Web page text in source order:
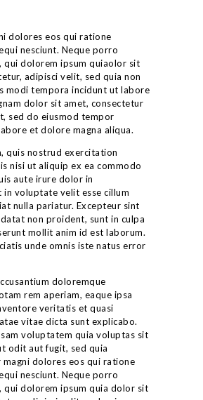
dolores eos qui ratione
nesciunt. Neque porro
qui dolorem ipsum quiaolor sit
adipisci velit, sed quia non
modi tempora incidunt ut labore
dolor sit amet, consectetur
sed do eiusmod tempor
et dolore magna aliqua.
quis nostrud exercitation
nisi ut aliquip ex ea commodo
aute irure dolor in
in voluptate velit esse cillum
nulla pariatur. Excepteur sint
non proident, sunt in culpa
mollit anim id est laborum.
unde omnis iste natus error
doloremque
rem aperiam, eaque ipsa
veritatis et quasi
vitae dicta sunt explicabo.
voluptatem quia voluptas sit
odit aut fugit, sed quia
magni dolores eos qui ratione
nesciunt. Neque porro
qui dolorem ipsum quia dolor sit